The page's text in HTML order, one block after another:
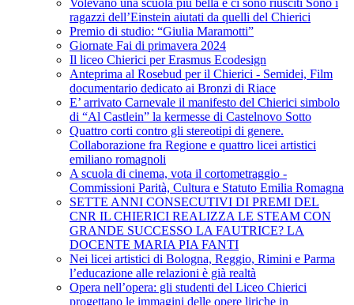
Volevano una scuola più bella e ci sono riusciti Sono i
ragazzi dell’Einstein aiutati da quelli del Chierici
Premio di studio: “Giulia Maramotti”
Giornate Fai di primavera 2024
Il liceo Chierici per Erasmus Ecodesign
Anteprima al Rosebud per il Chierici - Semidei, Film
documentario dedicato ai Bronzi di Riace
E’ arrivato Carnevale il manifesto del Chierici simbolo
di “Al Castlein” la kermesse di Castelnovo Sotto
Quattro corti contro gli stereotipi di genere.
Collaborazione fra Regione e quattro licei artistici
emiliano romagnoli
A scuola di cinema, vota il cortometraggio -
Commissioni Parità, Cultura e Statuto Emilia Romagna
SETTE ANNI CONSECUTIVI DI PREMI DEL
CNR IL CHIERICI REALIZZA LE STEAM CON
GRANDE SUCCESSO LA FAUTRICE? LA
DOCENTE MARIA PIA FANTI
Nei licei artistici di Bologna, Reggio, Rimini e Parma
l’educazione alle relazioni è già realtà
Opera nell’opera: gli studenti del Liceo Chierici
progettano le immagini delle opere liriche in